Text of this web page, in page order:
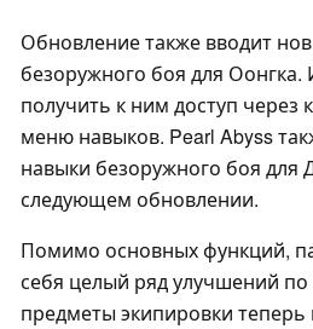
Обновление также вводит
безоружного боя для Оонгка.
получить к ним доступ через
меню навыков. Pearl Abyss
навыки безоружного боя для
следующем обновлении.
Помимо основных функций,
себя целый ряд улучшений
предметы экипировки